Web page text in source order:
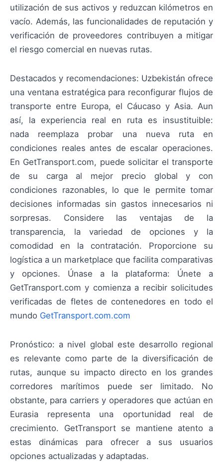
utilización de sus activos y reduzcan kilómetros en
vacío. Además, las funcionalidades de reputación y
verificación de proveedores contribuyen a mitigar
el riesgo comercial en nuevas rutas.
Destacados y recomendaciones: Uzbekistán ofrece
una ventana estratégica para reconfigurar flujos de
transporte entre Europa, el Cáucaso y Asia. Aun
así, la experiencia real en ruta es insustituible:
nada reemplaza probar una nueva ruta en
condiciones reales antes de escalar operaciones.
En GetTransport.com, puede solicitar el transporte
de su carga al mejor precio global y con
condiciones razonables, lo que le permite tomar
decisiones informadas sin gastos innecesarios ni
sorpresas. Considere las ventajas de la
transparencia, la variedad de opciones y la
comodidad en la contratación. Proporcione su
logística a un marketplace que facilita comparativas
y opciones. Únase a la plataforma: Únete a
GetTransport.com y comienza a recibir solicitudes
verificadas de fletes de contenedores en todo el
mundo GetTransport.com.com
Pronóstico: a nivel global este desarrollo regional
es relevante como parte de la diversificación de
rutas, aunque su impacto directo en los grandes
corredores marítimos puede ser limitado. No
obstante, para carriers y operadores que actúan en
Eurasia representa una oportunidad real de
crecimiento. GetTransport se mantiene atento a
estas dinámicas para ofrecer a sus usuarios
opciones actualizadas y adaptadas.